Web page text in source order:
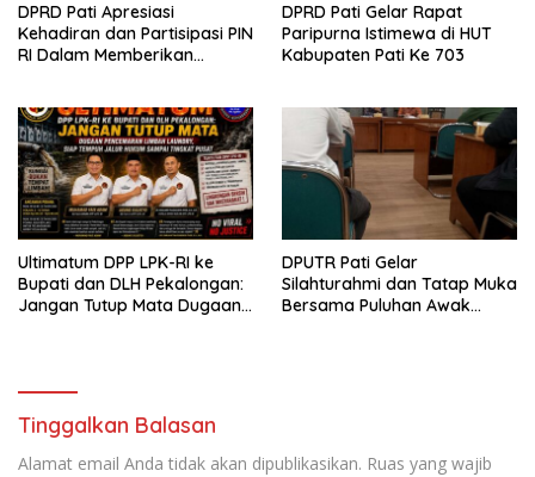
DPRD Pati Apresiasi
Kehadiran dan Partisipasi PIN
RI Dalam Memberikan
DPRD Pati Gelar Rapat
Paripurna Istimewa di HUT
Kabupaten Pati Ke 703
Ultimatum DPP LPK-RI ke
Bupati dan DLH Pekalongan:
Jangan Tutup Mata Dugaan
DPUTR Pati Gelar
Silahturahmi dan Tatap Muka
Bersama Puluhan Awak
Tinggalkan Balasan
Alamat email Anda tidak akan dipublikasikan. Ruas yang wajib